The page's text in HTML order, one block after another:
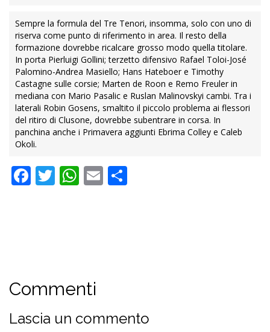
Sempre la formula del Tre Tenori, insomma, solo con uno di
riserva come punto di riferimento in area. Il resto della
formazione dovrebbe ricalcare grosso modo quella titolare.
In porta Pierluigi Gollini; terzetto difensivo Rafael Toloi-José
Palomino-Andrea Masiello; Hans Hateboer e Timothy
Castagne sulle corsie; Marten de Roon e Remo Freuler in
mediana con Mario Pasalic e Ruslan Malinovskyi cambi. Tra i
laterali Robin Gosens, smaltito il piccolo problema ai flessori
del ritiro di Clusone, dovrebbe subentrare in corsa. In
panchina anche i Primavera aggiunti Ebrima Colley e Caleb
Okoli.
Facebook
Twitter
WhatsApp
Email
Commenti
Lascia un commento